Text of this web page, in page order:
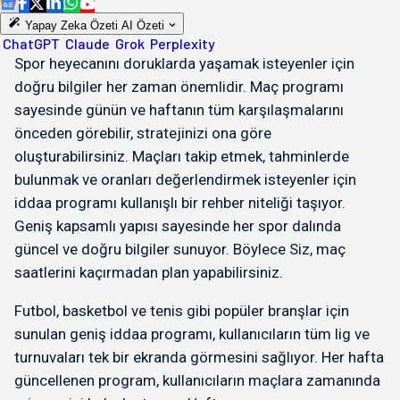
Yapay Zeka Özeti AI Özeti
ChatGPT Claude Grok Perplexity
Spor heyecanını doruklarda yaşamak isteyenler için
doğru bilgiler her zaman önemlidir. Maç programı
sayesinde günün ve haftanın tüm karşılaşmalarını
önceden görebilir, stratejinizi ona göre
oluşturabilirsiniz. Maçları takip etmek, tahminlerde
bulunmak ve oranları değerlendirmek isteyenler için
iddaa programı kullanışlı bir rehber niteliği taşıyor.
Geniş kapsamlı yapısı sayesinde her spor dalında
güncel ve doğru bilgiler sunuyor. Böylece Siz, maç
saatlerini kaçırmadan plan yapabilirsiniz.
Futbol, basketbol ve tenis gibi popüler branşlar için
sunulan geniş iddaa programı, kullanıcıların tüm lig ve
turnuvaları tek bir ekranda görmesini sağlıyor. Her hafta
güncellenen program, kullanıcıların maçlara zamanında